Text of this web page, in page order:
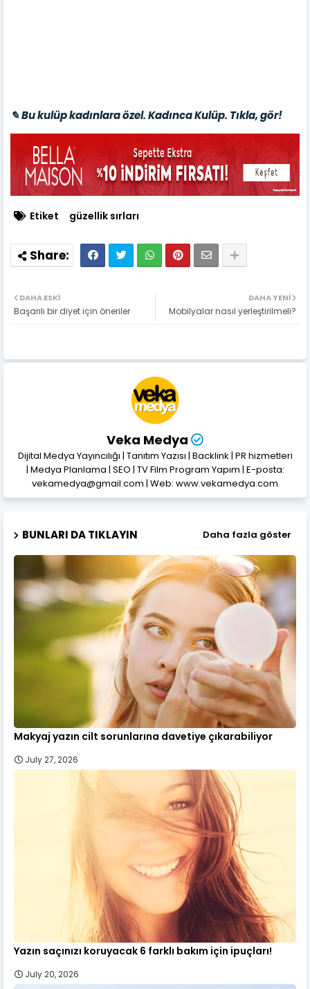
✎ Bu kulüp kadınlara özel. Kadınca Kulüp. Tıkla, gör!
Etiket güzellik sırları
DAHA YENI
Mobilyalar nasıl yerleştirilmeli?
DAHA ESKI
Başarılı bir diyet için öneriler
Veka Medya
Dijital Medya Yayıncılığı | Tanıtım Yazısı | Backlink | PR hizmetleri
| Medya Planlama | SEO | TV Film Program Yapım | E-posta:
vekamedya@gmail.com | Web: www.vekamedya.com
BUNLARI DA TIKLAYIN Daha fazla göster
Makyaj yazın cilt sorunlarına davetiye çıkarabiliyor
July 27, 2026
Yazın saçınızı koruyacak 6 farklı bakım için ipuçları!
July 20, 2026